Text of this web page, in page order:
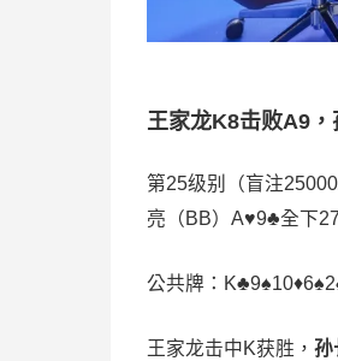
王家龙K8击败A9
第25级别（盲注
亮（BB）A♥️9♣️全下
公共牌：
王家龙击中K获胜， 孙